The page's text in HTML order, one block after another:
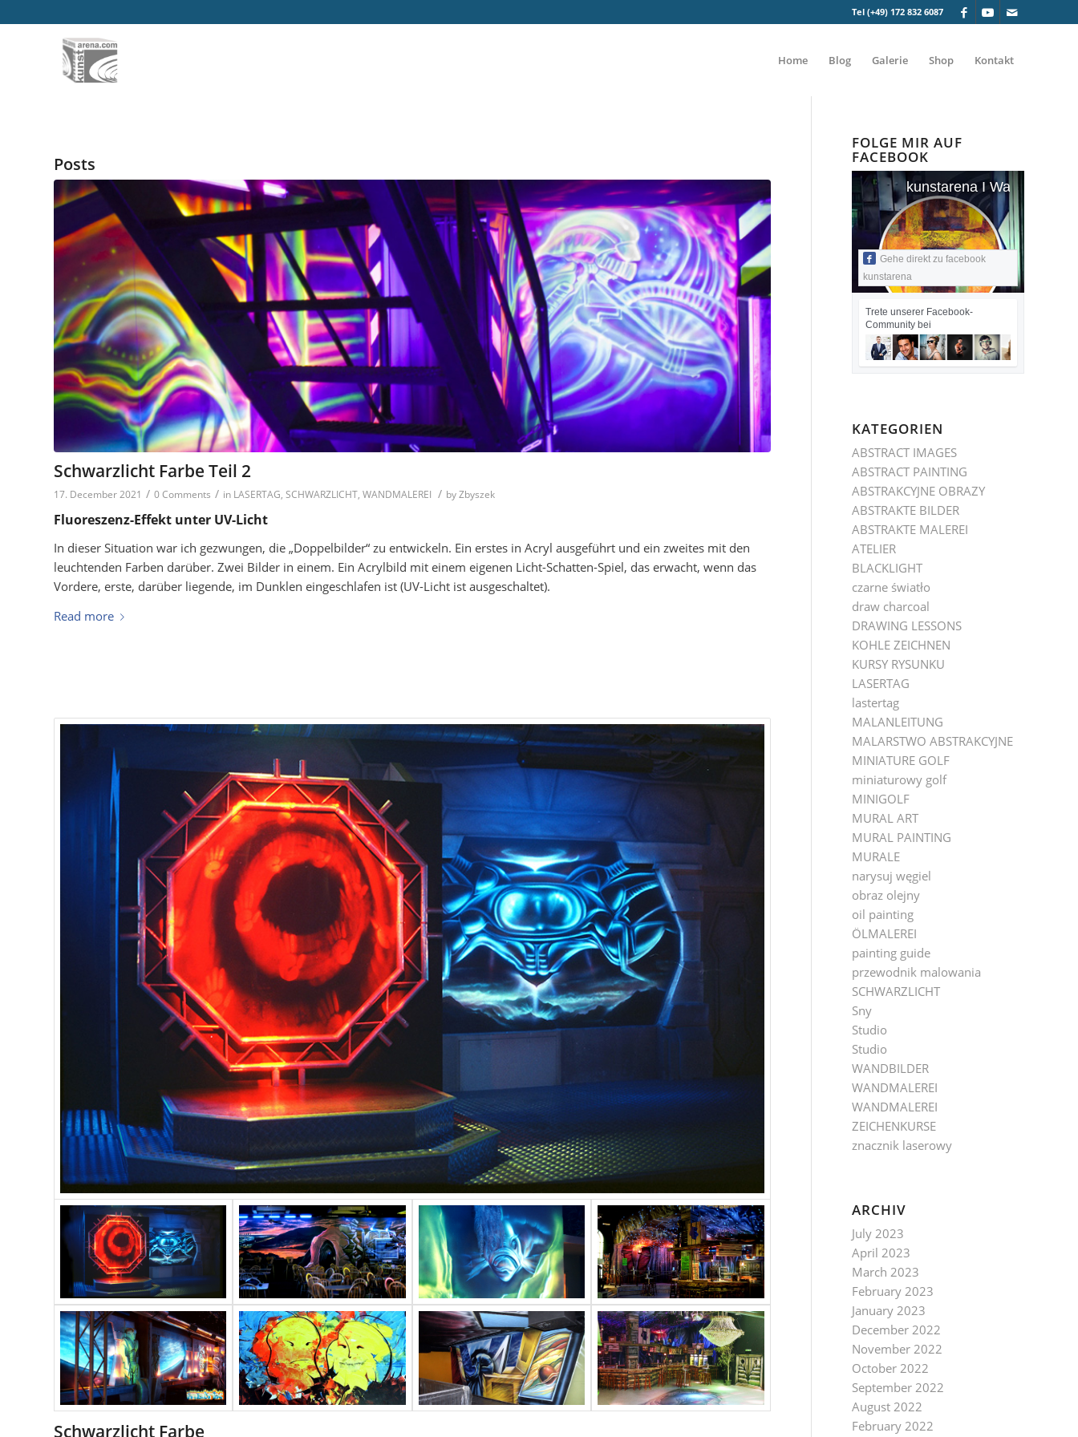
Tel (+49) 172 832 6087
Home Blog Galerie Shop Kontakt
Posts
Schwarzlicht Farbe Teil 2
17. December 2021 / 0 Comments / in LASERTAG, SCHWARZLICHT, WANDMALEREI / byZbyszek
Fluoreszenz-Effekt unter UV-Licht
In dieser Situation war ich gezwungen, die „Doppelbilder“ zu entwickeln. Ein erstes in Acryl ausgeführt und ein zweites mit den
leuchtenden Farben darüber. Zwei Bilder in einem. Ein Acrylbild mit einem eigenen Licht-Schatten-Spiel, das erwacht, wenn das
Vordere, erste, darüber liegende, im Dunklen eingeschlafen ist (UV-Licht ist ausgeschaltet).
Read more
Schwarzlicht Farbe
FOLGE MIR AUF
FACEBOOK
kunstarena I
Gehe direkt zu facebook
kunstarena
Trete unserer Facebook-
Community bei
KATEGORIEN
ABSTRACT IMAGES
ABSTRACT PAINTING
ABSTRAKCYJNE OBRAZY
ABSTRAKTE BILDER
ABSTRAKTE MALEREI
ATELIER
BLACKLIGHT
czarne światło
draw charcoal
DRAWING LESSONS
KOHLE ZEICHNEN
KURSY RYSUNKU
LASERTAG
lastertag
MALANLEITUNG
MALARSTWO ABSTRAKCYJNE
MINIATURE GOLF
miniaturowy golf
MINIGOLF
MURAL ART
MURAL PAINTING
MURALE
narysuj węgiel
obraz olejny
oil painting
ÖLMALEREI
painting guide
przewodnik malowania
SCHWARZLICHT
Sny
Studio
Studio
WANDBILDER
WANDMALEREI
WANDMALEREI
ZEICHENKURSE
znacznik laserowy
ARCHIV
July 2023
April 2023
March 2023
February 2023
January 2023
December 2022
November 2022
October 2022
September 2022
August 2022
February 2022